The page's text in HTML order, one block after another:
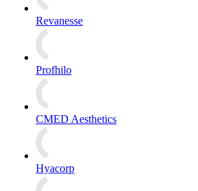
Revanesse
Profhilo
CMED Aesthetics
Hyacorp